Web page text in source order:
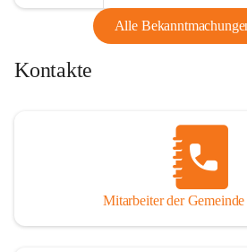
Alle
Kontakte
Mitarbeiter der